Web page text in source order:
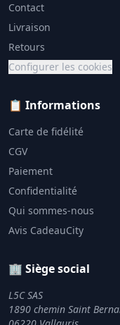
Contact
Livraison
Retours
Configurer les cookies
📋 Informations
Carte de fidélité
CGV
Paiement
Confidentialité
Qui sommes-nous
Avis CadeauCity
🏢 Siège social
L5C SAS
1890 chemin Saint